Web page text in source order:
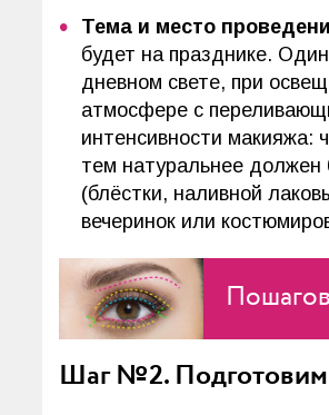
Тема и место
будет на празднике.
дневном свете, при
атмосфере с
интенсивности макияжа:
тем натуральнее должен
(блёстки, наливной
вечеринок или
Шаг №2.